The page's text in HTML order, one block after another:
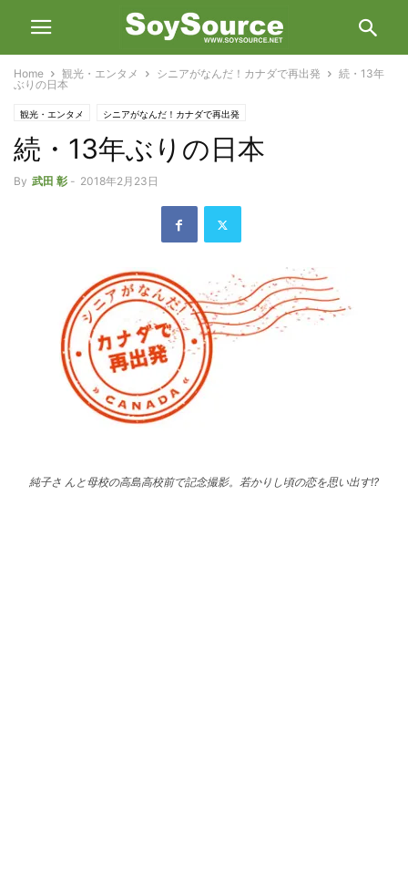
Home 観光・エンタメ シニアがなんだ！カナダで再出発
続・13年
ぶりの日本
観光・エンタメ シニアがなんだ！カナダで再出発
続・13年ぶりの日本
By 武田 彰 - 2018年2月23日
純子さ んと母校の高島高校前で記念撮影。若かりし頃の恋を思い出す!?